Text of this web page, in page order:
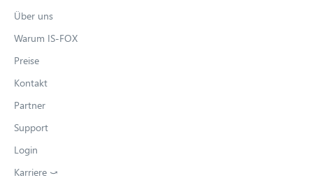
Über uns
Warum IS-FOX
Preise
Kontakt
Partner
Support
Login
Karriere ⤻